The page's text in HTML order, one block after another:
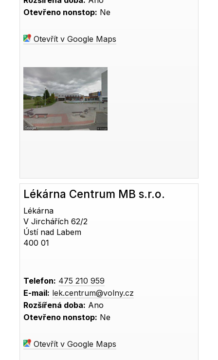
Otevřeno nonstop: Ne
Otevřít v Google Maps
Lékárna Centrum MB s.r.o.
Lékárna
V Jirchářích 62/2
Ústí nad Labem
400 01
Telefon: 475 210 959
E-mail: lek.centrum@volny.cz
Rozšířená doba: Ano
Otevřeno nonstop: Ne
Otevřít v Google Maps